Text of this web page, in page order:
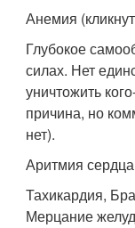
Анемия
Глубокое
силах. Нет
уничтожить
причина, но
нет).
Аритмия сердца
Тахикардия,
Мерцание